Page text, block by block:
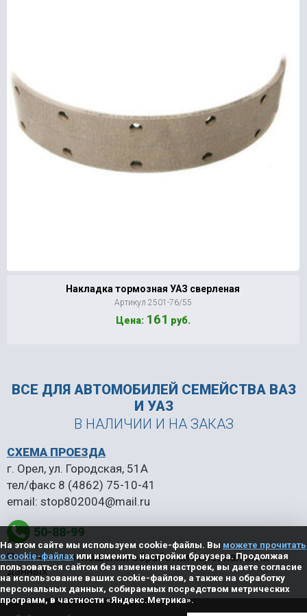
Накладка тормозная УАЗ сверленая
Артикул 2501-76/55
Цена: 161 руб.
ВСЕ ДЛЯ АВТОМОБИЛЕЙ СЕМЕЙСТВА ВАЗ
И УАЗ
В НАЛИЧИИ И НА ЗАКАЗ
50-88-99
СХЕМА ПРОЕЗДА
г. Орел, ул. Городская, 51А
тел/факс 8 (4862) 75-10-41
email: stop802004@mail.ru
Политика в отношении обработки персональных
данных
На этом сайте мы используем cookie-файлы. Вы можете прочитать
о cookie-файлахили изменить настройки браузера. Продолжая
пользоваться сайтом без изменения настроек, вы даете согласие
на использование ваших cookie-файлов, а также на обработку
персональных данных, собираемых посредством метрических
программ, в частности «Яндекс.Метрика».